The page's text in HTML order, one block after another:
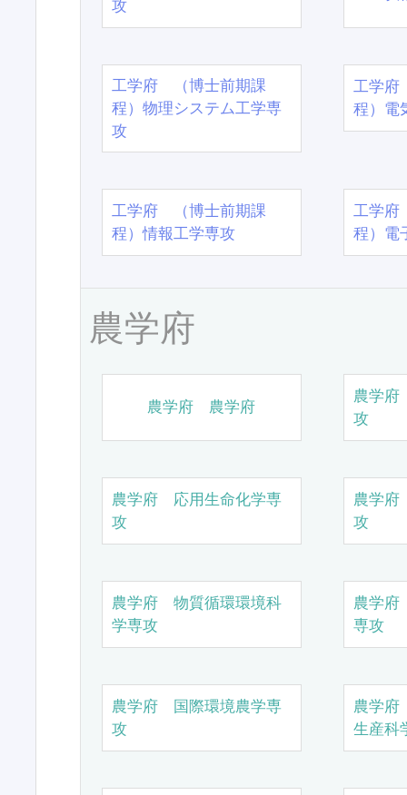
攻
工学府 （博士前期課
程）物理システム工学専
攻
工学
程）電
工学府 （博士前期課
程）情報工学専攻
工学
程）電
農学府
農学府 農学府
農学
攻
農学府 応用生命化学専
攻
農学
攻
農学府 物質循環環境科
学専攻
農学
専攻
農学府 国際環境農学専
攻
農学
生産科